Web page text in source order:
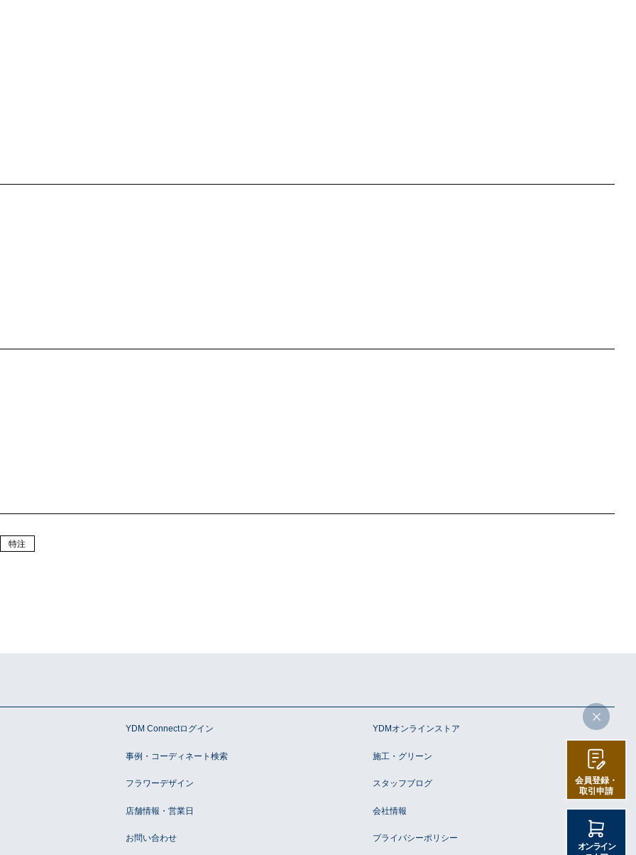
特注
会員登録・
取引申請
オンライン
YDM Connectログイン YDMオンラインストア
事例・コーディネート検索 施工・グリーン
フラワーデザイン スタッフブログ
店舗情報・営業日 会社情報
お問い合わせ プライバシーポリシー